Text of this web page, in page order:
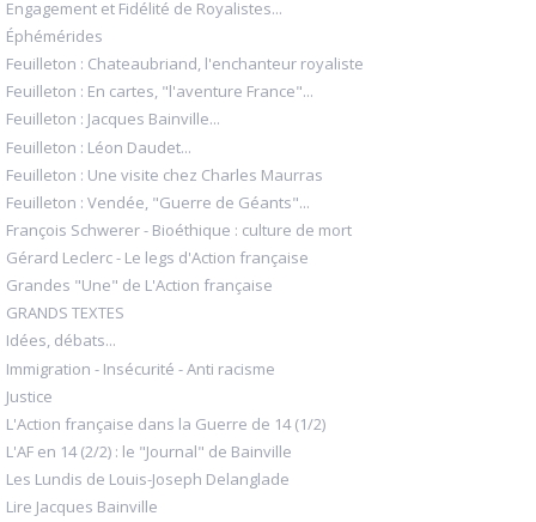
Engagement et Fidélité de Royalistes...
Éphémérides
Feuilleton : Chateaubriand, l'enchanteur royaliste
Feuilleton : En cartes, "l'aventure France"...
Feuilleton : Jacques Bainville...
Feuilleton : Léon Daudet...
Feuilleton : Une visite chez Charles Maurras
Feuilleton : Vendée, "Guerre de Géants"...
François Schwerer - Bioéthique : culture de mort
Gérard Leclerc - Le legs d'Action française
Grandes "Une" de L'Action française
GRANDS TEXTES
Idées, débats...
Immigration - Insécurité - Anti racisme
Justice
L'Action française dans la Guerre de 14 (1/2)
L'AF en 14 (2/2) : le "Journal" de Bainville
Les Lundis de Louis-Joseph Delanglade
Lire Jacques Bainville